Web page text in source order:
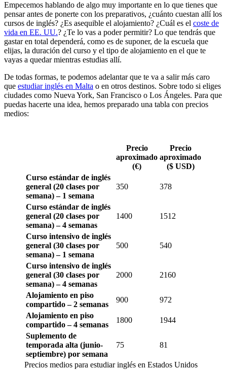
Empecemos hablando de algo muy importante en lo que tienes que
pensar antes de ponerte con los preparativos, ¿cuánto cuestan allí los
cursos de inglés? ¿Es asequible el alojamiento? ¿Cuál es el coste de
vida en EE. UU.? ¿Te lo vas a poder permitir? Lo que tendrás que
gastar en total dependerá, como es de suponer, de la escuela que
elijas, la duración del curso y el tipo de alojamiento en el que te
vayas a quedar mientras estudias allí.
De todas formas, te podemos adelantar que te va a salir más caro
que estudiar inglés en Malta o en otros destinos. Sobre todo si eliges
ciudades como Nueva York, San Francisco o Los Ángeles. Para que
puedas hacerte una idea, hemos preparado una tabla con precios
medios:
Precio
aproximado
(€)
Precio
aproximado
($ USD)
Curso estándar de inglés
general (20 clases por
semana) – 1 semana
350 378
Curso estándar de inglés
general (20 clases por
semana) – 4 semanas
1400 1512
Curso intensivo de inglés
general (30 clases por
semana) – 1 semana
500 540
Curso intensivo de inglés
general (30 clases por
semana) – 4 semanas
2000 2160
Alojamiento en piso
compartido – 2 semanas
900
972
Alojamiento en piso
compartido – 4 semanas
1800
1944
Suplemento de
temporada alta (junio-
septiembre) por semana
75 81
Precios medios para estudiar inglés en Estados Unidos